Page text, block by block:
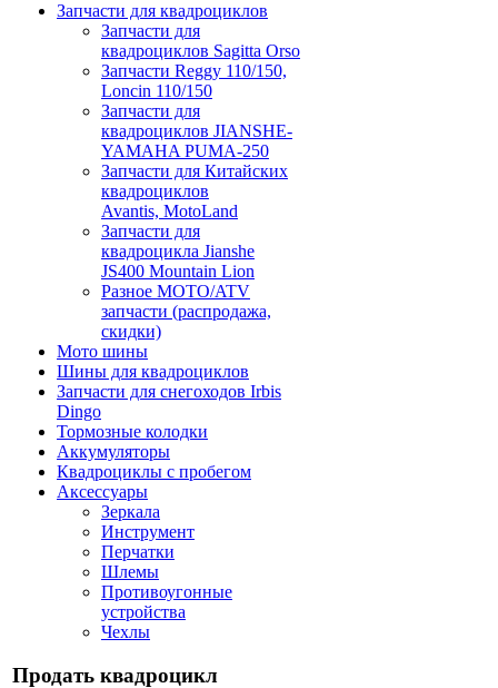
Запчасти для квадроциклов
Запчасти для
квадроциклов Sagitta Orso
Запчасти Reggy 110/150,
Loncin 110/150
Запчасти для
квадроциклов JIANSHE-
YAMAHA PUMA-250
Запчасти для Китайских
квадроциклов
Avantis, MotoLand
Запчасти для
квадроцикла Jianshe
JS400 Mountain Lion
Разное МОТО/ATV
запчасти (распродажа,
скидки)
Мото шины
Шины для квадроциклов
Запчасти для снегоходов Irbis
Dingo
Тормозные колодки
Аккумуляторы
Квадроциклы с пробегом
Аксессуары
Зеркала
Инструмент
Перчатки
Шлемы
Противоугонные
устройства
Чехлы
Продать квадроцикл